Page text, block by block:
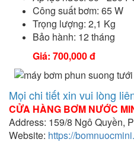
Công suất bơm: 65 W
Trọng lượng: 2,1 Kg
Bảo hành: 12 tháng​
Giá: 700,000 đ
Mọi chi tiết xin vui lòng
CỬA HÀNG BƠM NƯỚC
Address: 159/8 Ngô Quyền,
Website: https://